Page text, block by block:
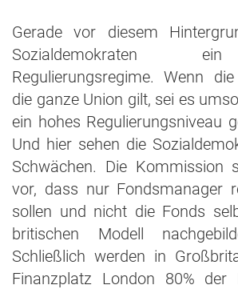
Gerade vor diesem
Sozialdemokraten
Regulierungsregime. Wenn
die ganze Union gilt, sei es
ein hohes Regulierungsniveau
Und hier sehen die
Schwächen. Die Kommission
vor, dass nur Fondsmanager
sollen und nicht die Fonds
britischen Modell
Schließlich werden in
Finanzplatz London 80% der